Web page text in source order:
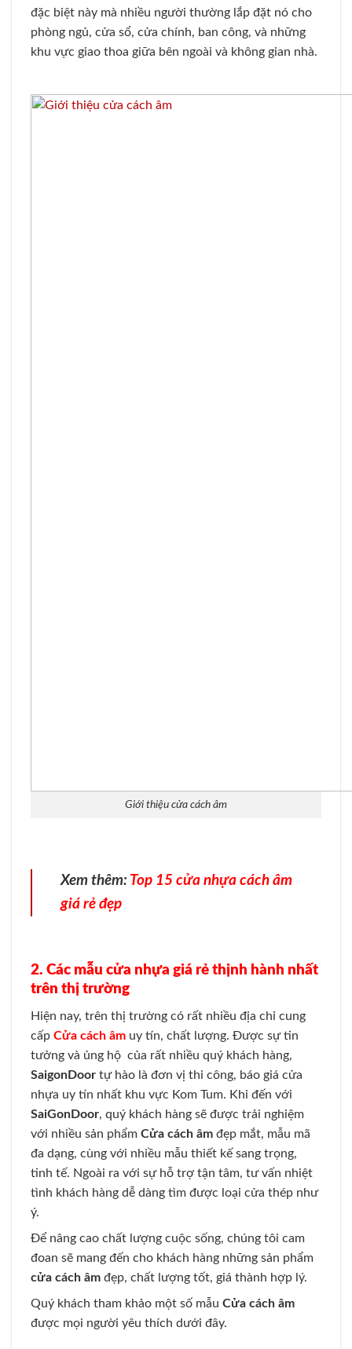
đặc biệt này mà nhiều người thường lắp đặt nó cho
phòng ngủ, cửa sổ, cửa chính, ban công, và những
khu vực giao thoa giữa bên ngoài và không gian nhà.
Giới thiệu cửa cách âm
Xem thêm: Top 15 cửa nhựa cách âm
giá rẻ đẹp
2. Các mẫu cửa nhựa giá rẻ thịnh hành nhất
trên thị trường
Hiện nay, trên thị trường có rất nhiều địa chỉ cung
cấp Cửa cách âm uy tín, chất lượng. Được sự tin
tưởng và ủng hộ của rất nhiều quý khách hàng,
SaigonDoor tự hào là đơn vị thi công, báo giá cửa
nhựa uy tín nhất khu vực Kom Tum. Khi đến với
SaiGonDoor, quý khách hàng sẽ được trải nghiệm
với nhiều sản phẩm Cửa cách âm đẹp mắt, mẫu mã
đa dạng, cùng với nhiều mẫu thiết kế sang trọng,
tinh tế. Ngoài ra với sự hỗ trợ tận tâm, tư vấn nhiệt
tình khách hàng dễ dàng tìm được loại cửa thép như
ý.
Để nâng cao chất lượng cuộc sống, chúng tôi cam
đoan sẽ mang đến cho khách hàng những sản phẩm
cửa cách âm đẹp, chất lượng tốt, giá thành hợp lý.
Quý khách tham khảo một số mẫu Cửa cách âm
được mọi người yêu thích dưới đây.